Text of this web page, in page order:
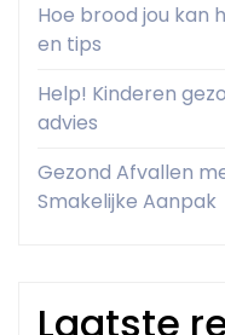
Hoe brood jou kan
en tips
Help! Kinderen
advies
Gezond Afvallen
Smakelijke Aanpak
Laatste